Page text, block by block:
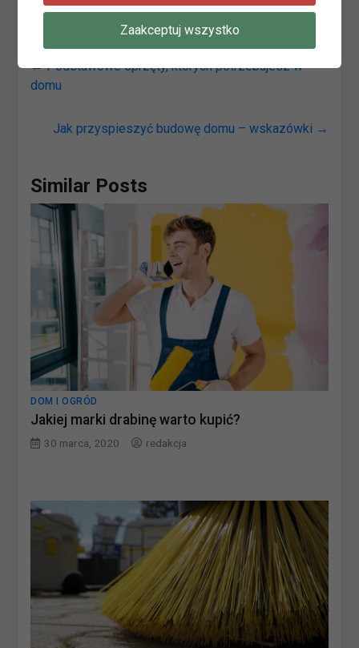
←Podstawowe sprzęty, których potrzebujesz w
domu
Jak przyspieszyć budowę domu – wskazówki →
Similar Posts
DOM I OGRÓD
Jakiej marki drabinę warto kupić?
30 marca, 2020 redakcja
Zaakceptuj wszystko